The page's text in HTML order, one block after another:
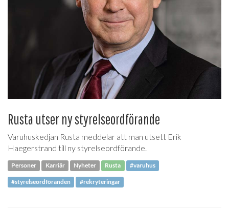
Rusta utser ny styrelseordförande
Varuhuskedjan Rusta meddelar att man utsett Erik
Haegerstrand till ny styrelseordförande.
Personer Karriär Nyheter Rusta #varuhus
#styrelseordföranden #rekryteringar